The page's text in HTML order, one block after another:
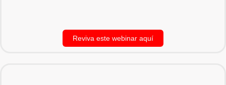
Reviva este webinar aquí